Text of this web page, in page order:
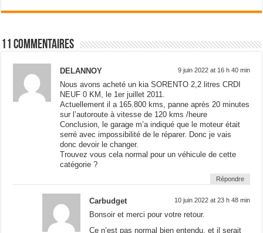
11 commentaires
DELANNOY 9 juin 2022 at 16 h 40 min
Nous avons acheté un kia SORENTO 2,2 litres CRDI
NEUF 0 KM, le 1er juillet 2011.
Actuellement il a 165.800 kms, panne après 20 minutes
sur l’autoroute à vitesse de 120 kms /heure
Conclusion, le garage m’a indiqué que le moteur était
serré avec impossibilité de le réparer. Donc je vais
donc devoir le changer.
Trouvez vous cela normal pour un véhicule de cette
catégorie ?
Répondre
Carbudget 10 juin 2022 at 23 h 48 min
Bonsoir et merci pour votre retour.
Ce n’est pas normal bien entendu, et il serait